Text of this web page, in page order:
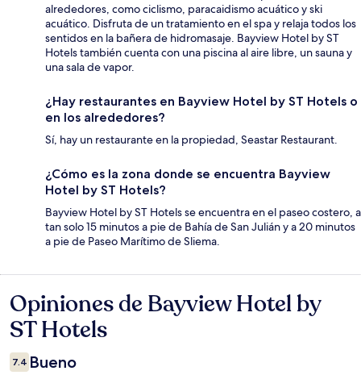
alrededores, como ciclismo, paracaidismo acuático y ski
acuático. Disfruta de un tratamiento en el spa y relaja todos los
sentidos en la bañera de hidromasaje. Bayview Hotel by ST
Hotels también cuenta con una piscina al aire libre, un sauna y
una sala de vapor.
¿Hay restaurantes en Bayview Hotel by ST Hotels o
en los alrededores?
Sí, hay un restaurante en la propiedad, Seastar Restaurant.
¿Cómo es la zona donde se encuentra Bayview
Hotel by ST Hotels?
Bayview Hotel by ST Hotels se encuentra en el paseo costero, a
tan solo 15 minutos a pie de Bahía de San Julián y a 20 minutos
a pie de Paseo Marítimo de Sliema.
Opiniones
Opiniones de Bayview Hotel by
ST Hotels
7.4 Bueno